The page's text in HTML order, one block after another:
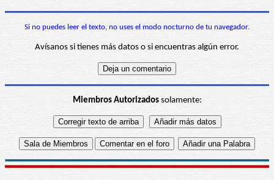
Si no puedes leer el texto, no uses el modo nocturno de tu navegador.
Avísanos si tienes más datos o si encuentras algún error.
Miembros Autorizadossolamente: